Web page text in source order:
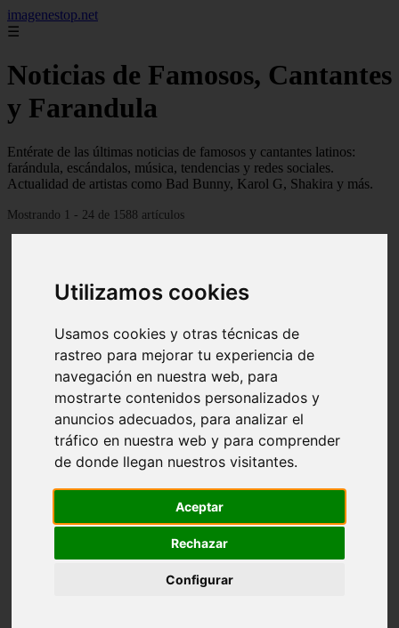
Utilizamos cookies
Usamos cookies y otras técnicas de
rastreo para mejorar tu experiencia de
navegación en nuestra web, para
mostrarte contenidos personalizados y
anuncios adecuados, para analizar el
tráfico en nuestra web y para comprender
de donde llegan nuestros visitantes.
Aceptar
Rechazar
Configurar
imagenestop.net
☰
Noticias de Famosos, Cantantes
y Farandula
Entérate de las últimas noticias de famosos y cantantes latinos:
farándula, escándalos, música, tendencias y redes sociales.
Actualidad de artistas como Bad Bunny, Karol G, Shakira y más.
Mostrando 1 - 24 de 1588 artículos